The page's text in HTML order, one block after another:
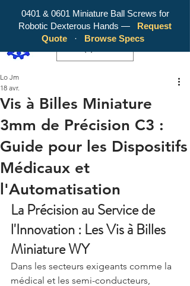
WY Precision Co., Limited - Your
Trusted Mini Ballscrew Manufacturer!
Vis à Billes Miniature
3mm de Précision C3 :
Guide pour les Dispositifs
Médicaux et
l'Automatisation
Lo Jm
18 avr.
La Précision au Service de
l'Innovation : Les Vis à Billes
Miniature WY
Dans les secteurs exigeants comme la
médical et les semi-conducteurs,
0401 & 0601 Miniature Ball Screws for
Robotic Dexterous Hands —
Request
Quote
· Browse Specs